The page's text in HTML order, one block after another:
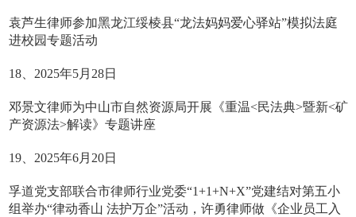
袁芦生律师参加黑龙江绥棱县“龙法妈妈爱心驿站”模拟法庭
进校园专题活动
18、2025年5月28日
邓景文律师为中山市自然资源局开展《重温<民法典>暨新<矿
产资源法>解读》专题讲座
19、2025年6月20日
孚道党支部联合市律师行业党委“1+1+N+X”党建结对第五小
组举办“律动香山 法护万企”活动，许勇律师做《企业员工入